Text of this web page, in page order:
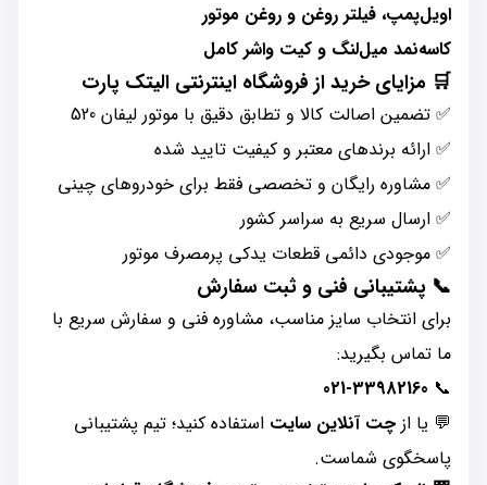
اویل‌پمپ، فیلتر روغن و روغن موتور
کاسه‌نمد میل‌لنگ و کیت واشر کامل
🛒 مزایای خرید از فروشگاه اینترنتی الیتک پارت
✅ تضمین اصالت کالا و تطابق دقیق با موتور لیفان 520
✅ ارائه برندهای معتبر و کیفیت تایید شده
✅ مشاوره رایگان و تخصصی فقط برای خودروهای چینی
✅ ارسال سریع به سراسر کشور
✅ موجودی دائمی قطعات یدکی پرمصرف موتور
📞 پشتیبانی فنی و ثبت سفارش
برای انتخاب سایز مناسب، مشاوره فنی و سفارش سریع با
ما تماس بگیرید:
📞
021-33982160
💬 یا از چت آنلاین سایت استفاده کنید؛ تیم پشتیبانی
پاسخگوی شماست.